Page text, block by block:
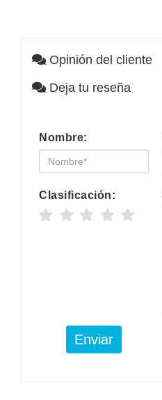
Opinión del cliente
Deja tu reseña
Nombre:
Clasificación:
Enviar